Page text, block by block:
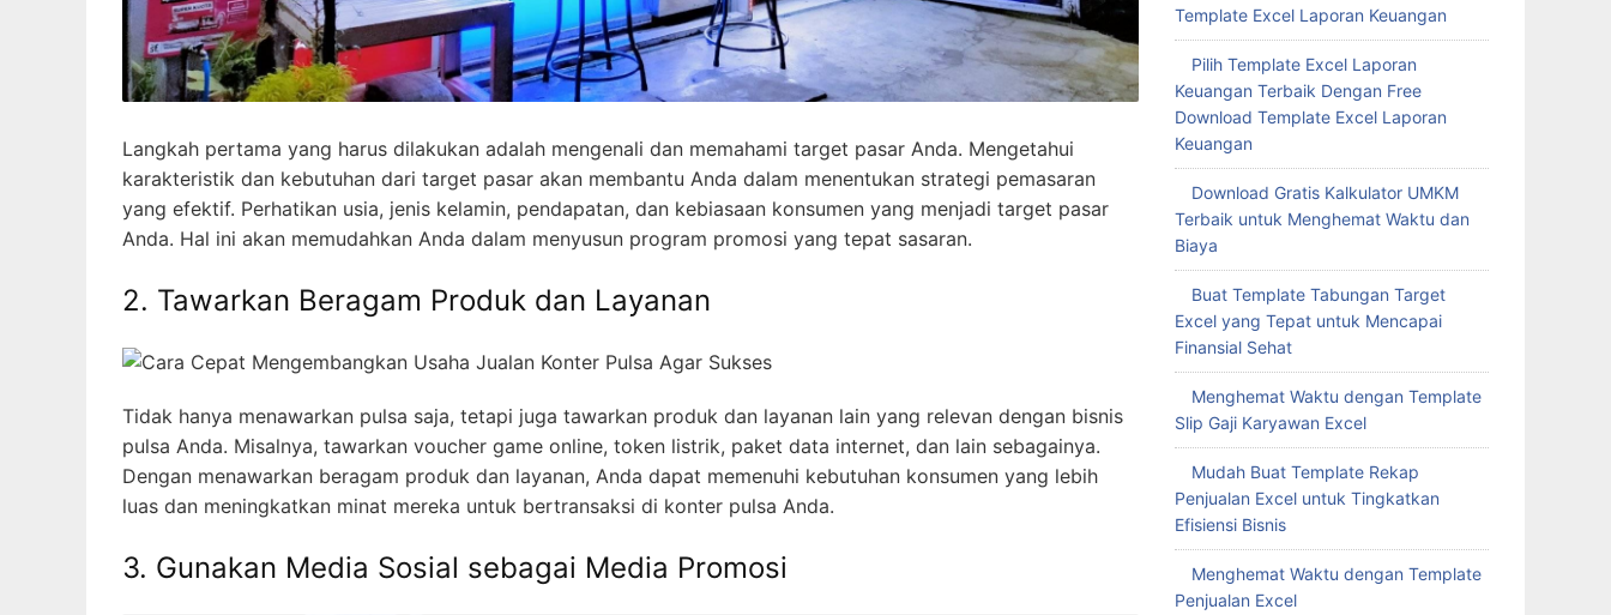
Langkah pertama yang harus dilakukan adalah mengenali dan memahami target pasar Anda. Mengetahui
karakteristik dan kebutuhan dari target pasar akan membantu Anda dalam menentukan strategi pemasaran
yang efektif. Perhatikan usia, jenis kelamin, pendapatan, dan kebiasaan konsumen yang menjadi target pasar
Anda. Hal ini akan memudahkan Anda dalam menyusun program promosi yang tepat sasaran.
2. Tawarkan Beragam Produk dan Layanan
Tidak hanya menawarkan pulsa saja, tetapi juga tawarkan produk dan layanan lain yang relevan dengan bisnis
pulsa Anda. Misalnya, tawarkan voucher game online, token listrik, paket data internet, dan lain sebagainya.
Dengan menawarkan beragam produk dan layanan, Anda dapat memenuhi kebutuhan konsumen yang lebih
luas dan meningkatkan minat mereka untuk bertransaksi di konter pulsa Anda.
3. Gunakan Media Sosial sebagai Media Promosi
Template Excel Laporan Keuangan
Pilih Template Excel Laporan
Keuangan Terbaik Dengan Free
Download Template Excel Laporan
Keuangan
Download Gratis Kalkulator UMKM
Terbaik untuk Menghemat Waktu dan
Biaya
Buat Template Tabungan Target
Excel yang Tepat untuk Mencapai
Finansial Sehat
Menghemat Waktu dengan Template
Slip Gaji Karyawan Excel
Mudah Buat Template Rekap
Penjualan Excel untuk Tingkatkan
Efisiensi Bisnis
Menghemat Waktu dengan Template
Penjualan Excel